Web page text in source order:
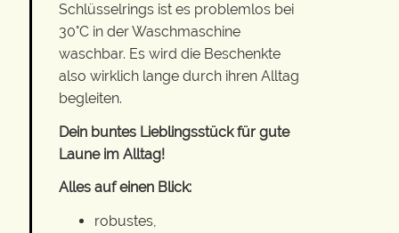
Schlüsselrings ist es problemlos bei
30°C in der Waschmaschine
waschbar. Es wird die Beschenkte
also wirklich lange durch ihren Alltag
begleiten.
Dein buntes Lieblingsstück für gute
Laune im Alltag!
Alles auf einen Blick:
robustes,